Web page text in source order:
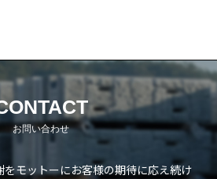
モットーにお客様の期待に応え続け